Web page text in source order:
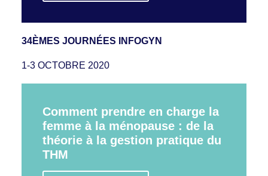
34ÈMES JOURNÉES INFOGYN
1-3 OCTOBRE 2020
Comment prendre en charge la
femme à la ménopause : de la
théorie à la gestion pratique du
THM